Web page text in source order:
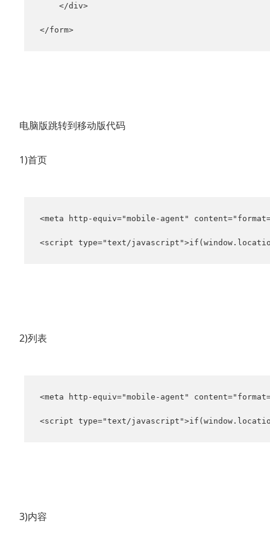
    </div>
</form>
电脑版跳转到移动版代码
1)首页
<meta http-equiv="mobile-agent"
<script type="text/
2)列表
<meta http-equiv="mobile-agent"
<script type="text/
3)内容